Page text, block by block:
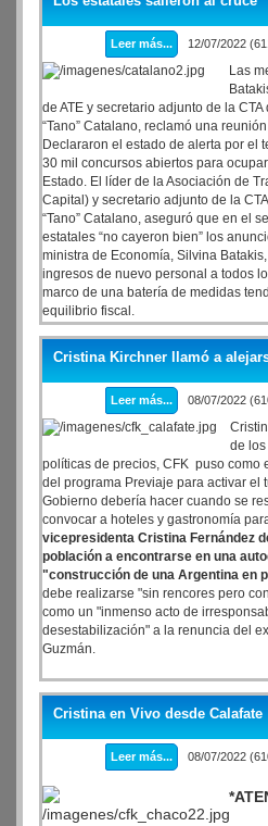
Leer más... 12/07/2022
Las
de ATE y secretario adjunto de la
“Tano” Catalano, reclamó una
Declararon el estado de alerta por el
30 mil concursos abiertos para
Estado. El líder de la Asociación de
Capital) y secretario adjunto de la
“Tano” Catalano, aseguró que en el
estatales “no cayeron bien” los
ministra de Economía, Silvina
ingresos de nuevo personal a todos
marco de una batería de medidas
equilibrio fiscal.
Cristina Kirchner llamó a
Leer más... 08/07/2022
de
políticas de precios, CFK puso como
del programa Previaje para activar el
Gobierno debería hacer cuando se
convocar a hoteles y gastronomía
vicepresidenta Cristina Fernández
población a encontrarse en una
"construcción de una Argentina en
debe realizarse "sin rencores pero
como un "inmenso acto de
desestabilización" a la renuncia del
Guzmán.
Cristina en Vivo desde Calafate
Leer más... 08/07/2022